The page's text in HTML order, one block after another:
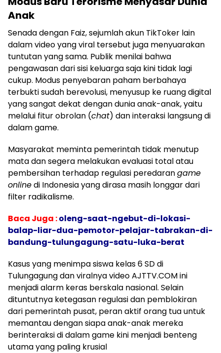
Anak
​Senada dengan Faiz, sejumlah akun TikToker lain
dalam video yang viral tersebut juga menyuarakan
tuntutan yang sama. Publik menilai bahwa
pengawasan dari sisi keluarga saja kini tidak lagi
cukup. Modus penyebaran paham berbahaya
terbukti sudah berevolusi, menyusup ke ruang digital
yang sangat dekat dengan dunia anak-anak, yaitu
melalui fitur obrolan (chat) dan interaksi langsung di
dalam game.
​Masyarakat meminta pemerintah tidak menutup
mata dan segera melakukan evaluasi total atau
pembersihan terhadap regulasi peredarangame
onlinedi Indonesia yang dirasa masih longgar dari
filter radikalisme.
Baca Juga :oleng-saat-ngebut-di-lokasi-
balap-liar-dua-pemotor-pelajar-tabrakan-di-
bandung-tulungagung-satu-luka-berat
Kasus yang menimpa siswa kelas 6 SD di
Tulungagung dan viralnya video AJTTV.COM ini
menjadi alarm keras berskala nasional. Selain
dituntutnya ketegasan regulasi dan pemblokiran
dari pemerintah pusat, peran aktif orang tua untuk
memantau dengan siapa anak-anak mereka
berinteraksi di dalam game kini menjadi benteng
utama yang paling krusial